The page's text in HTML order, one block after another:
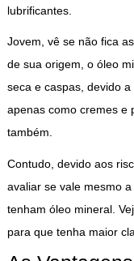
lubrificantes.
Jovem, vê se não fica
de sua origem, o óleo
seca e caspas, devido
apenas como cremes e
também.
Contudo, devido aos
avaliar se vale mesmo
tenham óleo mineral.
para que tenha maior